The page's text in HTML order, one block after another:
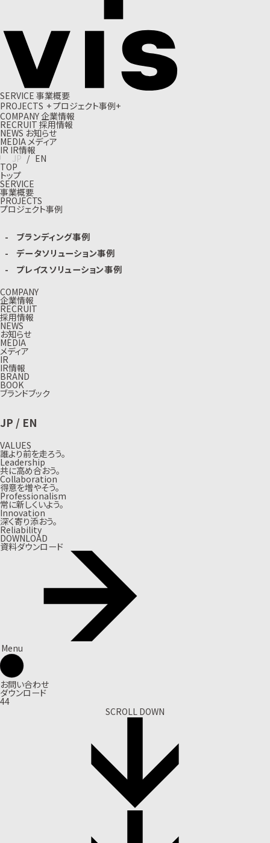
SERVICE 事業概要
PROJECTS +プロジェクト事例+
COMPANY企業情報
RECRUIT 採用情報
NEWS お知らせ
MEDIA メディア
IR IR情報
JP / EN
TOP
トップ
SERVICE
事業概要
PROJECTS
プロジェクト事例
ブランディング事例
データソリューション事例
プレイスソリューション事例
COMPANY
企業情報
RECRUIT
採用情報
NEWS
お知らせ
MEDIA
メディア
IR
IR情報
BRAND
BOOK
ブランドブック
JP / EN
VALUES
誰より前を走ろう。
Leadership
共に高め合おう。
Collaboration
得意を増やそう。
Professionalism
常に新しくいよう。
Innovation
深く寄り添おう。
Reliability
DOWNLOAD
資料ダウンロード
Menu
お問い合わせ
ダウンロード
44
SCROLL DOWN